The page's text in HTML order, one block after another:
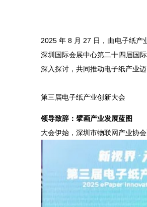
2025 年 8 月 27 日，由电子纸产
深圳国际会展中心第二十四届国
深入探讨，共同推动电子纸产业迈
第三届电子纸产业创新大会
领导致辞：擘画产业发展蓝图
大会伊始，深圳市物联网产业协